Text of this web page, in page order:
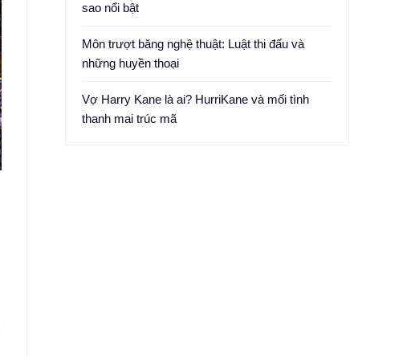
sao nổi bật
Môn trượt băng nghệ thuật: Luật thi đấu và
những huyền thoại
Vợ Harry Kane là ai? HurriKane và mối tình
thanh mai trúc mã